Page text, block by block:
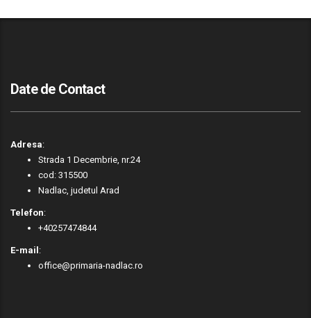
Date de Contact
Adresa:
Strada 1 Decembrie, nr.24
cod: 315500
Nadlac, judetul Arad
Telefon:
+40257474844
E-mail :
office@primaria-nadlac.ro